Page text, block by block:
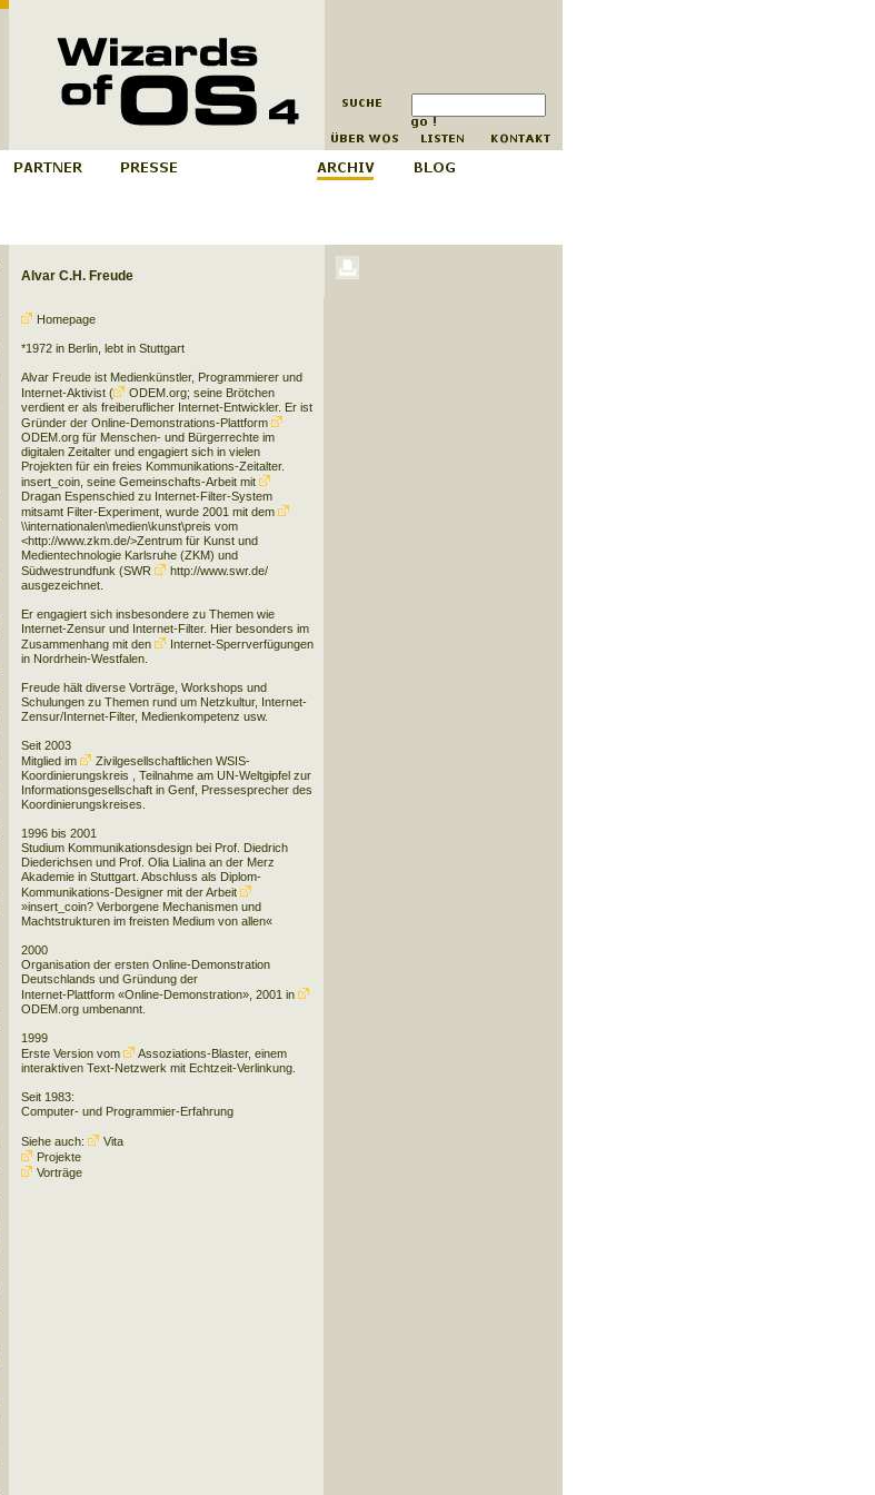
Alvar C.H. Freude
Homepage
*1972 in Berlin, lebt in Stuttgart
Alvar Freude ist Medienkünstler, Programmierer und
Internet-Aktivist (
ODEM.org; seine Brötchen
verdient er als freiberuflicher Internet-Entwickler. Er ist
Gründer der Online-Demonstrations-Plattform
ODEM.orgfür Menschen- und Bürgerrechte im
digitalen Zeitalter und engagiert sich in vielen
Projekten für ein freies Kommunikations-Zeitalter.
insert_coin, seine Gemeinschafts-Arbeit mit
Dragan Espenschiedzu Internet-Filter-System
mitsamt Filter-Experiment, wurde 2001 mit dem
\\internationalen\medien\kunst\preis vom
<http://www.zkm.de/>Zentrum für Kunst und
Medientechnologie Karlsruhe (ZKM) und
Südwestrundfunk (SWR
http://www.swr.de/
ausgezeichnet.
Er engagiert sich insbesondere zu Themen wie
Internet-Zensur und Internet-Filter. Hier besonders im
Zusammenhang mit den
Internet-Sperrverfügungen
in Nordrhein-Westfalen.
Freude hält diverse Vorträge, Workshops und
Schulungen zu Themen rund um Netzkultur, Internet-
Zensur/Internet-Filter, Medienkompetenz usw.
Seit 2003
Mitglied im
Zivilgesellschaftlichen WSIS-
Koordinierungskreis
, Teilnahme am UN-Weltgipfel zur
Informationsgesellschaft in Genf, Pressesprecher des
Koordinierungskreises.
1996 bis 2001
Studium Kommunikationsdesign bei Prof. Diedrich
Diederichsen und Prof. Olia Lialina an der Merz
Akademie in Stuttgart. Abschluss als Diplom-
Kommunikations-Designer mit der Arbeit
»insert_coin? Verborgene Mechanismen und
Machtstrukturen im freisten Medium von allen«
2000
Organisation der ersten Online-Demonstration
Deutschlands und Gründung der
Internet-Plattform «Online-Demonstration», 2001 in
ODEM.orgumbenannt.
1999
Erste Version vom
Assoziations-Blaster, einem
interaktiven Text-Netzwerk mit Echtzeit-Verlinkung.
Seit 1983:
Computer- und Programmier-Erfahrung
Siehe auch:
Vita
Projekte
Vorträge